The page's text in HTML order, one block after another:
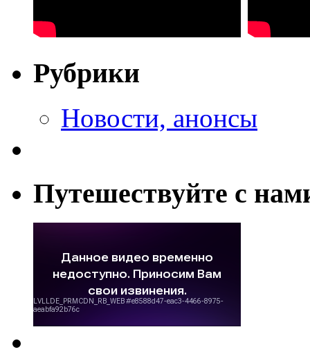
Рубрики
Новости, анонсы
Путешествуйте с